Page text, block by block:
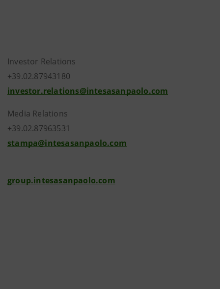
Investor Relations
+39.02.87943180
investor.relations@intesasanpaolo.com
Media Relations
+39.02.87963531
stampa@intesasanpaolo.com
group.intesasanpaolo.com